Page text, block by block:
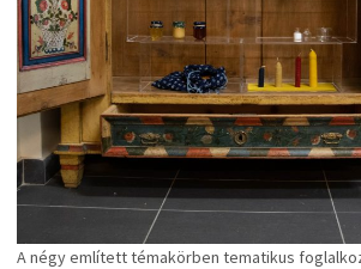
A négy említett témakörben tematikus